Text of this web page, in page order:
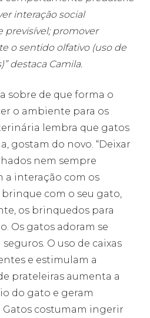
interação social
previsível; promover
o sentido olfativo (uso de
destaca Camila.
sobre de que forma o
o ambiente para os
lembra que gatos
gostam do novo. “Deixar
nem sempre
a interação com os
com o seu gato,
os brinquedos para
Os gatos adoram se
O uso de caixas
e estimulam a
prateleiras aumenta a
do gato e geram
Gatos costumam ingerir